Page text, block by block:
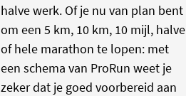
halve werk. Of je nu van plan bent
om een 5 km, 10 km, 10 mijl, halve
of hele marathon te lopen: met
een schema van ProRun weet je
zeker dat je goed voorbereid aan